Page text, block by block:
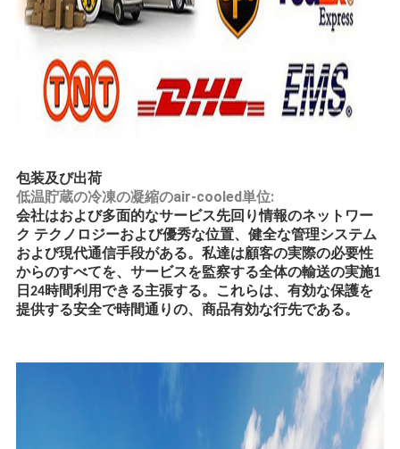
包装及び出荷
低温貯蔵の冷凍の凝縮のair-cooled単位:
会社はおよび多面的なサービス先回り情報のネットワー
ク テクノロジーおよび優秀な位置、健全な管理システム
および現代通信手段がある。私達は顧客の実際の必要性
からのすべてを、サービスを監察する全体の輸送の実施1
日24時間利用できる主張する。これらは、有効な保護を
提供する安全で時間通りの、商品有効な行先である。